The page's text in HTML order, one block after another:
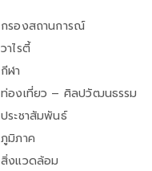
กรองสถานการณ์
วาไรตี้
กีฬา
ท่องเที่ยว – ศิลปวัฒนธรรม
ประชาสัมพันธ์
ภูมิภาค
สิ่งแวดล้อม